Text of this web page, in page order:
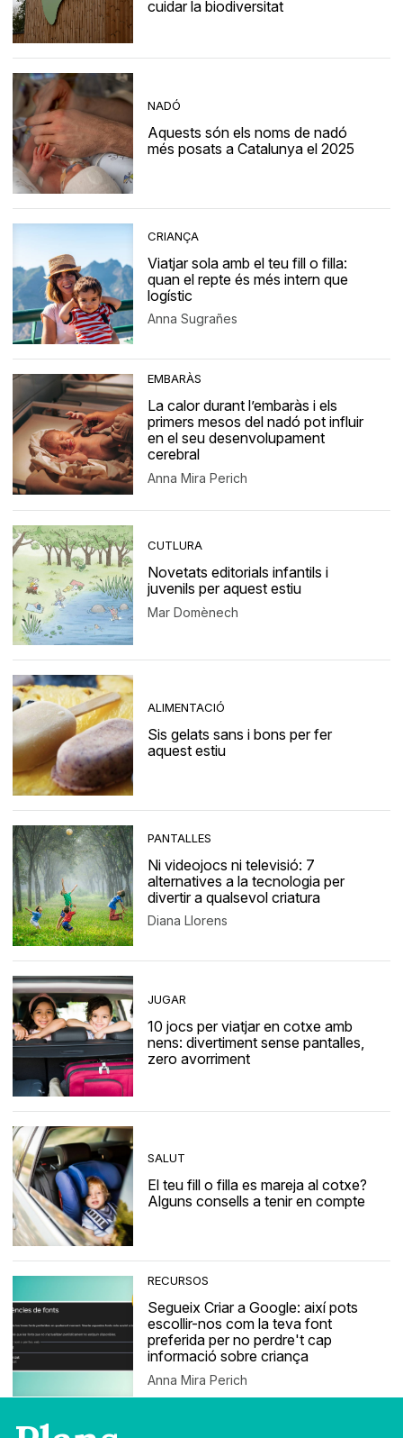
cuidar la biodiversitat
NADÓ
Aquests són els noms de nadó
més posats a Catalunya el 2025
CRIANÇA
Viatjar sola amb el teu fill o filla:
quan el repte és més intern que
logístic
Anna Sugrañes
EMBARÀS
La calor durant l’embaràs i els
primers mesos del nadó pot influir
en el seu desenvolupament
cerebral
Anna Mira Perich
CUTLURA
Novetats editorials infantils i
juvenils per aquest estiu
Mar Domènech
ALIMENTACIÓ
Sis gelats sans i bons per fer
aquest estiu
PANTALLES
Ni videojocs ni televisió: 7
alternatives a la tecnologia per
divertir a qualsevol criatura
Diana Llorens
JUGAR
10 jocs per viatjar en cotxe amb
nens: divertiment sense pantalles,
zero avorriment
SALUT
El teu fill o filla es mareja al cotxe?
Alguns consells a tenir en compte
RECURSOS
Segueix Criar a Google: així pots
escollir-nos com la teva font
preferida per no perdre't cap
informació sobre criança
Anna Mira Perich